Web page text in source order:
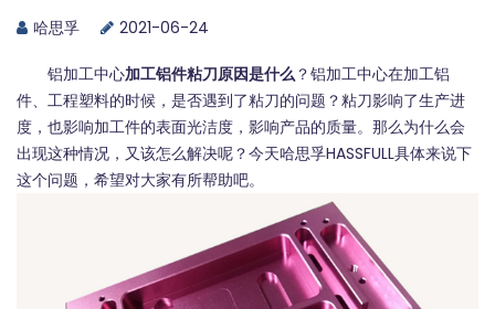
哈思孚 2021-06-24
铝加工中心加工铝件粘刀原因是什么？铝加工中心在加工铝
件、工程塑料的时候，是否遇到了粘刀的问题？粘刀影响了生产进
度，也影响加工件的表面光洁度，影响产品的质量。那么为什么会
出现这种情况，又该怎么解决呢？今天哈思孚HASSFULL具体来说下
这个问题，希望对大家有所帮助吧。